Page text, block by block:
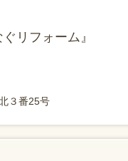
リフォーム』
３番25号